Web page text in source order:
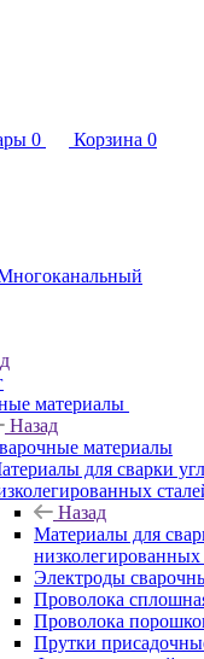
0 Корзина 0
материалы
Назад
материалы
для сварки
Назад
Материалы для
низколегированных
Электроды
Проволока
Проволока
Прутки